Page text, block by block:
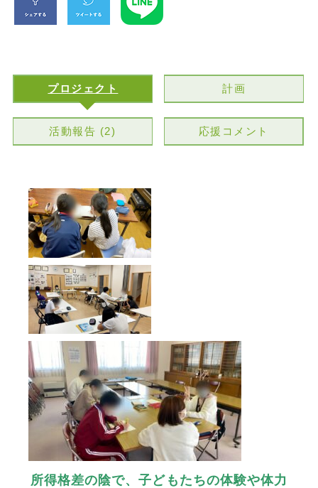
プロジェクト 計画
活動報告 (2) 応援コメント
所得格差の陰で、子どもたちの体験や体力